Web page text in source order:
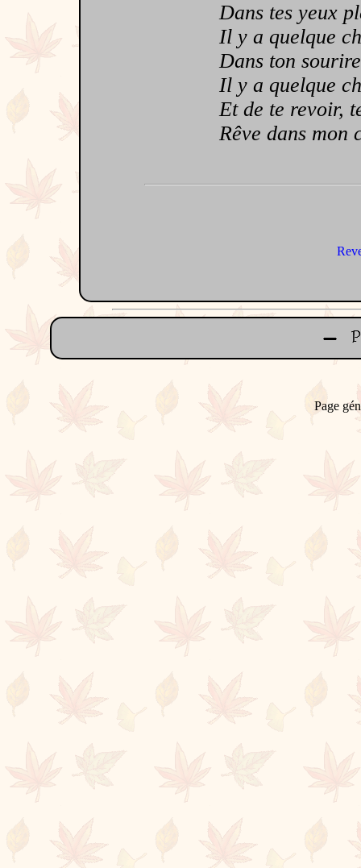
Dans tes yeux
Il y a quelque
Dans ton sourire
Il y a quelque
Et de te revoir,
Rêve dans mon
Page